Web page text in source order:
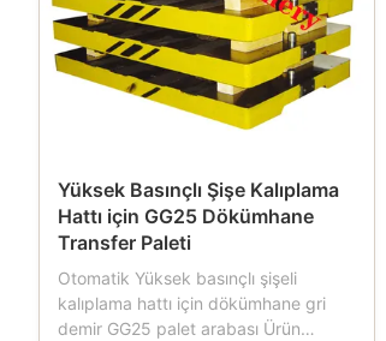
Yüksek Basınçlı Şişe Kalıplama
Hattı için GG25 Dökümhane
Transfer Paleti
Otomatik Yüksek basınçlı şişeli
kalıplama hattı için dökümhane gri
demir GG25 palet arabası Ürün